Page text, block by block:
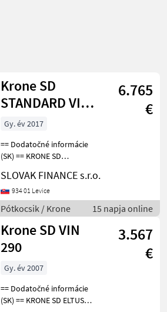
Ország
10 eredmény
Krone SD
STANDARD VIN
742
6.765
€
Gy. év 2017
== Dodatočné informácie
(SK) == KRONE SD
05/2017, zdvíhacia náprava,
kotúčové brzdy, vnútorná
výška: 2, 8m, váha: 6610 kg,
celková hmotno
SLOVAK FINANCE s.r.o.
934 01 Levice
Pótkocsik / Krone 15 napja online
Krone SD VIN
290
3.567
€
Gy. év 2007
== Dodatočné informácie
(SK) == KRONE SD ELTUS